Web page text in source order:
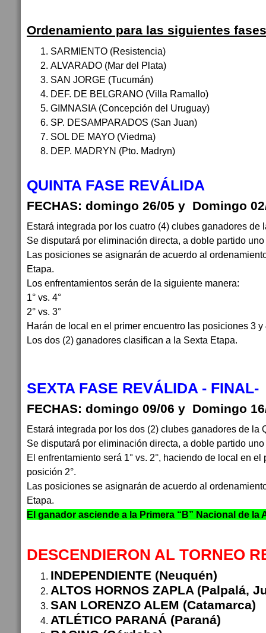
Ordenamiento para las siguientes
SARMIENTO (Resistencia)
ALVARADO (Mar del Plata)
SAN JORGE (Tucumán)
DEF. DE BELGRANO (Villa Ramallo)
GIMNASIA (Concepción del Uruguay)
SP. DESAMPARADOS (San Juan)
SOL DE MAYO (Viedma)
DEP. MADRYN (Pto. Madryn)
QUINTA FASE REVÁLIDA
FECHAS: domingo 26/05 y Domingo
Estará integrada por los cuatro (4) clubes ganadores de
Se disputará por eliminación directa, a doble partido
Las posiciones se asignarán de acuerdo al
Etapa.
Los enfrentamientos serán de la siguiente manera:
1° vs. 4°
2° vs. 3°
Harán de local en el primer encuentro las posiciones 3 y
Los dos (2) ganadores clasifican a la Sexta Etapa.
SEXTA FASE REVÁLIDA - FINAL-
FECHAS: domingo 09/06 y Domingo
Estará integrada por los dos (2) clubes ganadores de la
Se disputará por eliminación directa, a doble partido
El enfrentamiento será 1° vs. 2°, haciendo de local en el
posición 2°.
Las posiciones se asignarán de acuerdo al
Etapa.
El ganador asciende a la Primera “B” Nacional de la
DESCENDIERON AL TORNEO
INDEPENDIENTE (Neuquén)
ALTOS HORNOS ZAPLA (Palpalá,
SAN LORENZO ALEM (Catamarca)
ATLÉTICO PARANÁ (Paraná)